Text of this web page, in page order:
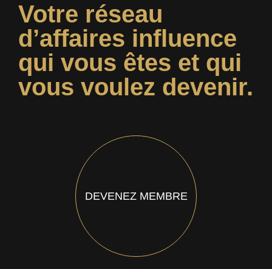
Votre réseau
d’affaires influence
qui vous êtes et qui
vous voulez devenir.
DEVENEZ MEMBRE